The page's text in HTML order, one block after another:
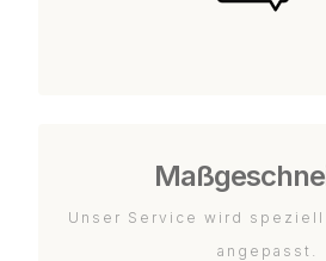
Unser Service wird speziell
angepasst.